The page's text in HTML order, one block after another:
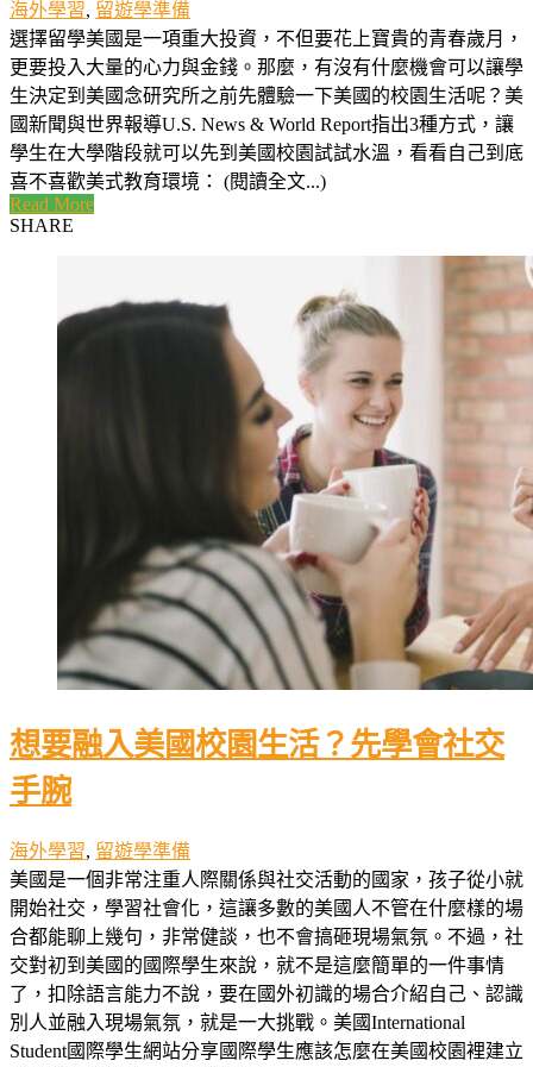
海外學習, 留遊學準備
選擇留學美國是一項重大投資，不但要花上寶貴的青春歲月，
更要投入大量的心力與金錢。那麼，有沒有什麼機會可以讓學
生決定到美國念研究所之前先體驗一下美國的校園生活呢？美
國新聞與世界報導U.S. News & World Report指出3種方式，讓
學生在大學階段就可以先到美國校園試試水溫，看看自己到底
喜不喜歡美式教育環境： (閱讀全文...)
Read More
SHARE
想要融入美國校園生活？先學會社交
手腕
海外學習, 留遊學準備
美國是一個非常注重人際關係與社交活動的國家，孩子從小就
開始社交，學習社會化，這讓多數的美國人不管在什麼樣的場
合都能聊上幾句，非常健談，也不會搞砸現場氣氛。不過，社
交對初到美國的國際學生來說，就不是這麼簡單的一件事情
了，扣除語言能力不說，要在國外初識的場合介紹自己、認識
別人並融入現場氣氛，就是一大挑戰。美國International
Student國際學生網站分享國際學生應該怎麼在美國校園裡建立